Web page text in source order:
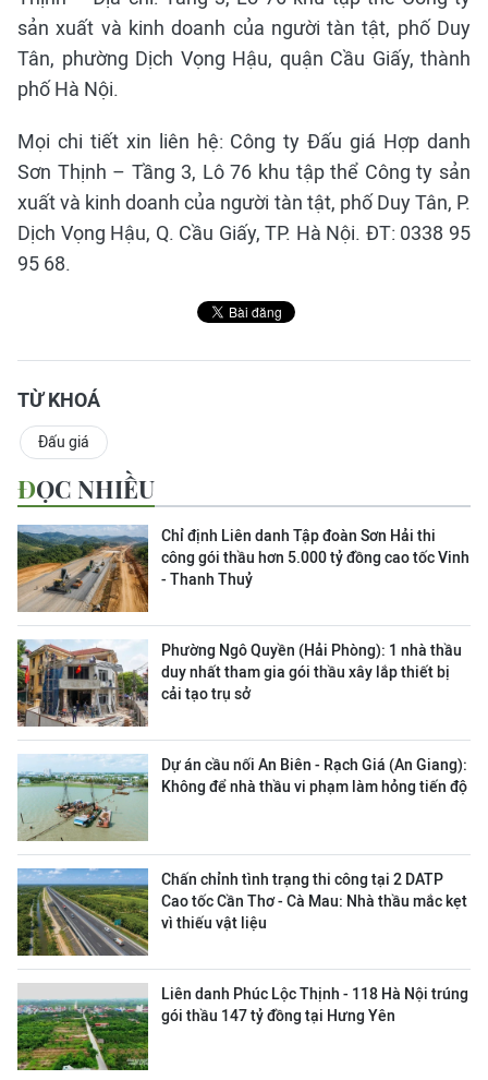
sản xuất và kinh doanh của người tàn tật, phố Duy
Tân, phường Dịch Vọng Hậu, quận Cầu Giấy, thành
phố Hà Nội.
Mọi chi tiết xin liên hệ: Công ty Đấu giá Hợp danh
Sơn Thịnh – Tầng 3, Lô 76 khu tập thể Công ty sản
xuất và kinh doanh của người tàn tật, phố Duy Tân, P.
Dịch Vọng Hậu, Q. Cầu Giấy, TP. Hà Nội. ĐT: 0338 95
95 68.
TỪ KHOÁ
Đấu giá
ĐỌC NHIỀU
Chỉ định Liên danh Tập đoàn Sơn Hải thi
công gói thầu hơn 5.000 tỷ đồng cao tốc Vinh
- Thanh Thuỷ
Phường Ngô Quyền (Hải Phòng): 1 nhà thầu
duy nhất tham gia gói thầu xây lắp thiết bị
cải tạo trụ sở
Dự án cầu nối An Biên - Rạch Giá (An Giang):
Không để nhà thầu vi phạm làm hỏng tiến độ
Chấn chỉnh tình trạng thi công tại 2 DATP
Cao tốc Cần Thơ - Cà Mau: Nhà thầu mắc kẹt
vì thiếu vật liệu
Liên danh Phúc Lộc Thịnh - 118 Hà Nội trúng
gói thầu 147 tỷ đồng tại Hưng Yên